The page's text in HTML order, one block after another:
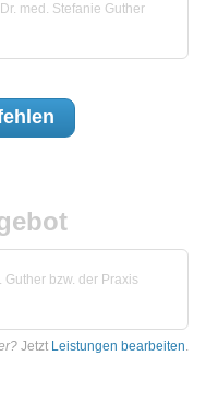
med. Stefanie Guther
bzw. der Praxis
Jetzt Leistungen bearbeiten.